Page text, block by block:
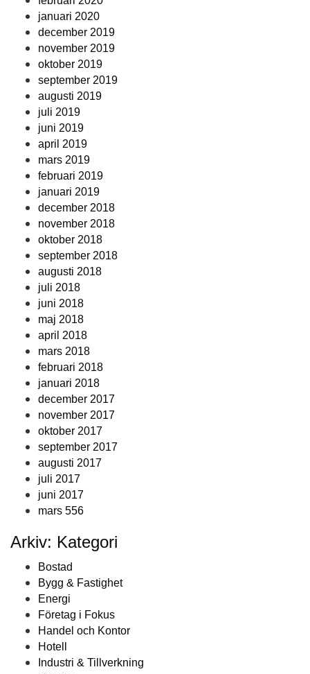
januari 2020
december 2019
november 2019
oktober 2019
september 2019
augusti 2019
juli 2019
juni 2019
april 2019
mars 2019
februari 2019
januari 2019
december 2018
november 2018
oktober 2018
september 2018
augusti 2018
juli 2018
juni 2018
maj 2018
april 2018
mars 2018
februari 2018
januari 2018
december 2017
november 2017
oktober 2017
september 2017
augusti 2017
juli 2017
juni 2017
mars 556
Arkiv: Kategori
Bostad
Bygg & Fastighet
Energi
Företag i Fokus
Handel och Kontor
Hotell
Industri & Tillverkning